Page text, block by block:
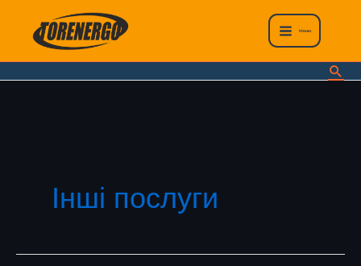
Меню
Інші послуги